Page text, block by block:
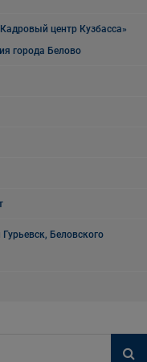
центр Кузбасса»
города Белово
Беловского